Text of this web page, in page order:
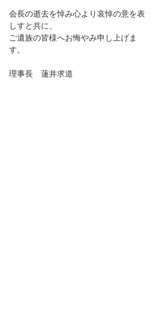
会長の逝去を悼み心より哀悼の意を表
しすと共に、
ご遺族の皆様へお悔やみ申し上げま
す。
理事長　蓮井求道